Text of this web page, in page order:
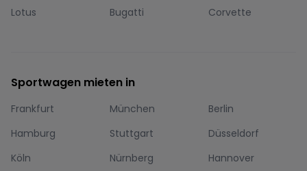
Lotus
Bugatti Corvette
Sportwagen mieten in
Frankfurt München
Berlin
Hamburg
Stuttgart
Düsseldorf
Köln
Nürnberg
Hannover